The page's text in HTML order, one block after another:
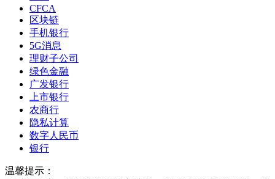
CFCA
区块链
手机银行
5G消息
理财子公司
绿色金融
广发银行
上市银行
农商行
隐私计算
数字人民币
银行
温馨提示：